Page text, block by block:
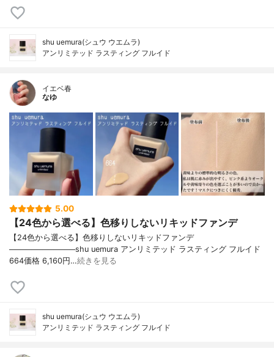
shu uemura(シュウ ウエムラ)
アンリミテッド ラスティング フルイド
イエベ春
なゆ
5.00
【24色から選べる】色移りしないリキッドファンデ
【24色から選べる】色移りしないリキッドファンデ
────────────shu uemura アンリミテッド ラスティング フルイド
664価格 6,160円…続きを見る
shu uemura(シュウ ウエムラ)
アンリミテッド ラスティング フルイド